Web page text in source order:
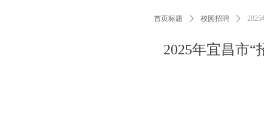
2025年宜昌市
首页标题 ꄲ 校园招聘 ꄲ